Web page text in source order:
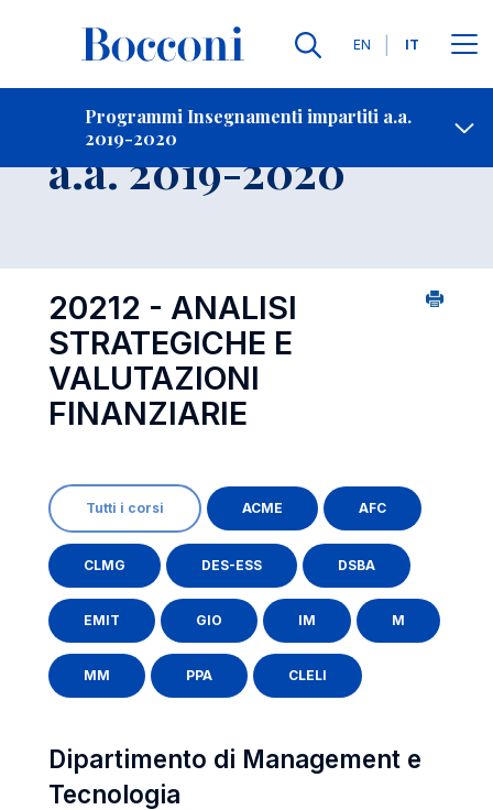
Lingue
EN IT
Programmi Insegnamenti impartiti a.a.
2019-2020
Contatti
Insegnamento
a.a. 2019-2020
20212 - ANALISI
STRATEGICHE E
VALUTAZIONI
FINANZIARIE
Tutti i corsi ACME AFC
CLMG DES-ESS DSBA
EMIT GIO IM M
MM PPA CLELI
Dipartimento di Management e
Tecnologia